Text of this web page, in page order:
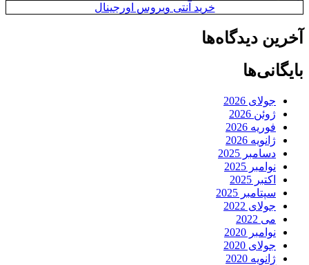
خرید آنتی ویروس اورجینال
آخرین دیدگاه‌ها
بایگانی‌ها
جولای 2026
ژوئن 2026
فوریه 2026
ژانویه 2026
دسامبر 2025
نوامبر 2025
اکتبر 2025
سپتامبر 2025
جولای 2022
می 2022
نوامبر 2020
جولای 2020
ژانویه 2020